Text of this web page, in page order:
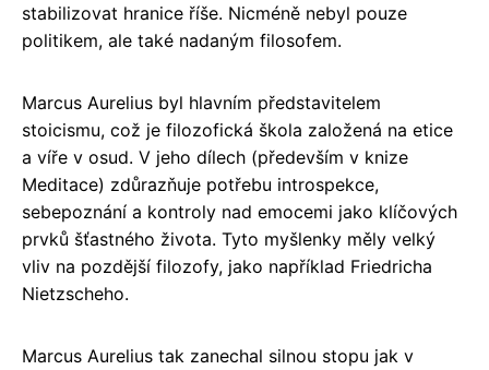
stabilizovat hranice říše. Nicméně nebyl pouze
politikem, ale také nadaným filosofem.
Marcus Aurelius byl hlavním představitelem
stoicismu, což je filozofická škola založená na etice
a víře v osud. V jeho dílech (především v knize
Meditace) zdůrazňuje potřebu introspekce,
sebepoznání a kontroly nad emocemi jako klíčových
prvků šťastného života. Tyto myšlenky měly velký
vliv na pozdější filozofy, jako například Friedricha
Nietzscheho.
Marcus Aurelius tak zanechal silnou stopu jak v